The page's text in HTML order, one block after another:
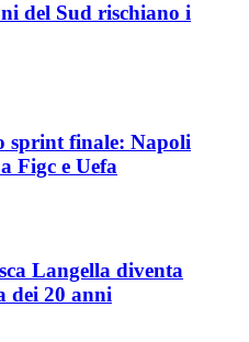
del Sud rischiano i
sprint finale: Napoli
Figc e Uefa
Langella diventa
dei 20 anni